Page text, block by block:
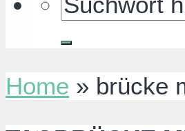
Home » brücke